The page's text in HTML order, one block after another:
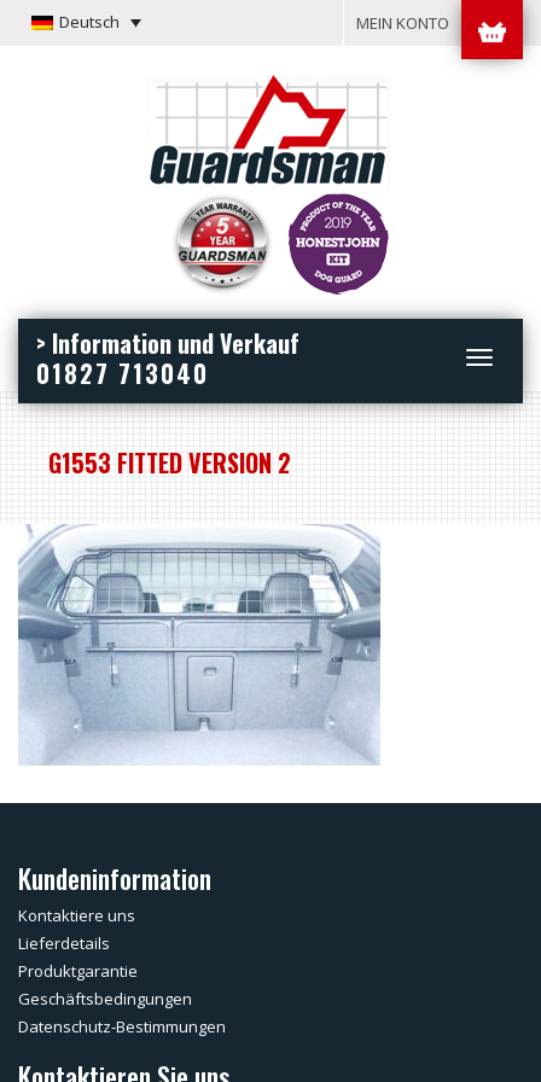
Deutsch MEIN KONTO
Toggle
> Information und Verkauf
01827 713040
G1553 FITTED VERSION 2
Kundeninformation
Kontaktiere uns
Lieferdetails
Produktgarantie
Geschäftsbedingungen
Datenschutz-Bestimmungen